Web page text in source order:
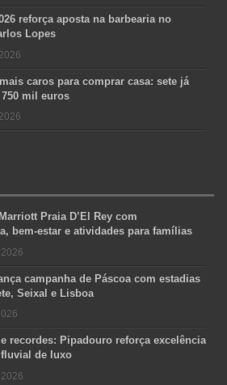
reforça aposta na barbearia no
Lopes
caros para comprar casa: sete já
mil euros
Praia D’El Rey com
bem-estar e atividades para famílias
campanha de Páscoa com estadias
Seixal e Lisboa
recordes: Pipadouro reforça excelência
de luxo